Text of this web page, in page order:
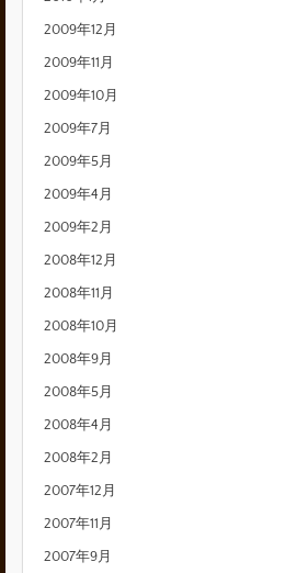
2009年12月
2009年11月
2009年10月
2009年7月
2009年5月
2009年4月
2009年2月
2008年12月
2008年11月
2008年10月
2008年9月
2008年5月
2008年4月
2008年2月
2007年12月
2007年11月
2007年9月